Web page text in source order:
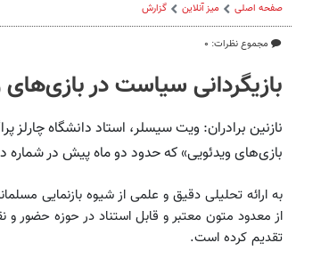
صفحه اصلی میز آنلاین گزارش
مجموع نظرات: ۰
بازیگردانی سیاست در بازی‌های
نازنین برادران: ویت سیسلر، استاد دانشگاه چارلز
بازی‌های ویدئویی» که حدود دو ماه پیش در
به ارائه‌ تحلیلی دقیق و علمی از شیوه‌ بازنمایی
از معدود متون معتبر و قابل استناد در حوزه‌ حضور و
تقدیم کرده است.